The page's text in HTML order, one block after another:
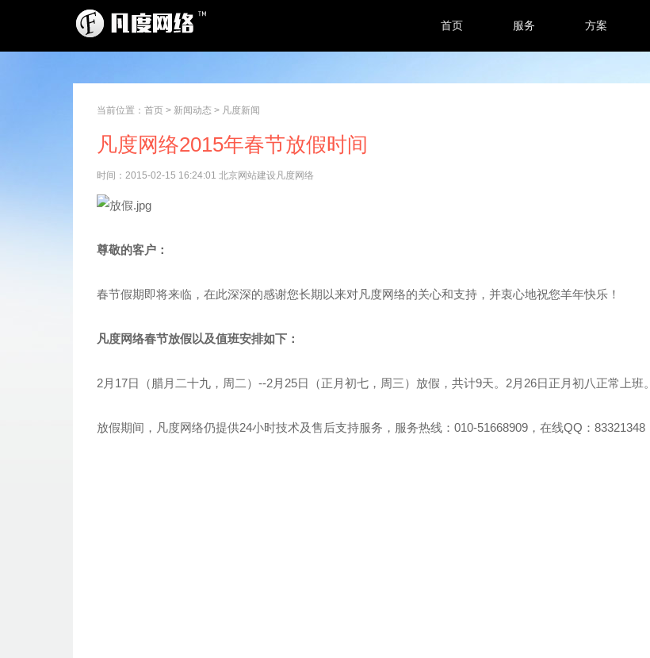
首页 服务 方案
当前位置： 首页 > 新闻动态 > 凡度新闻
凡度网络2015年春节放假时间
时间：2015-02-15 16:24:01 北京网站建设凡度网络
尊敬的客户：
春节假期即将来临，在此深深的感谢您长期以来对凡度网络的关心和支持，并衷心地祝您羊年快乐！
凡度网络春节放假以及值班安排如下：
2月17日（腊月二十九，周二）--2月25日（正月初七，周三）放假，共计9天。2月26日正月初八正常上班。
放假期间，凡度网络仍提供24小时技术及售后支持服务，服务热线：010-51668909，在线QQ：83321348